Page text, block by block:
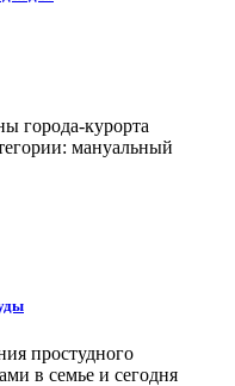
города-курорта
мануальный
простудного
в семье и сегодня